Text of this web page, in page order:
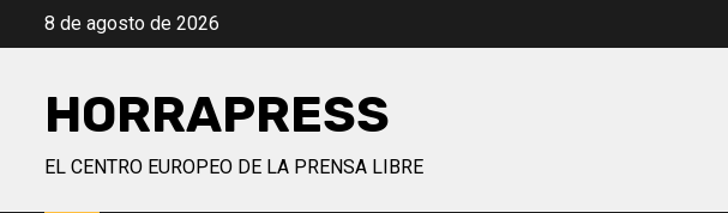
Saltar8 de agosto de 2026
HORRAPRESS
EL CENTRO EUROPEO DE LA PRENSA LIBRE